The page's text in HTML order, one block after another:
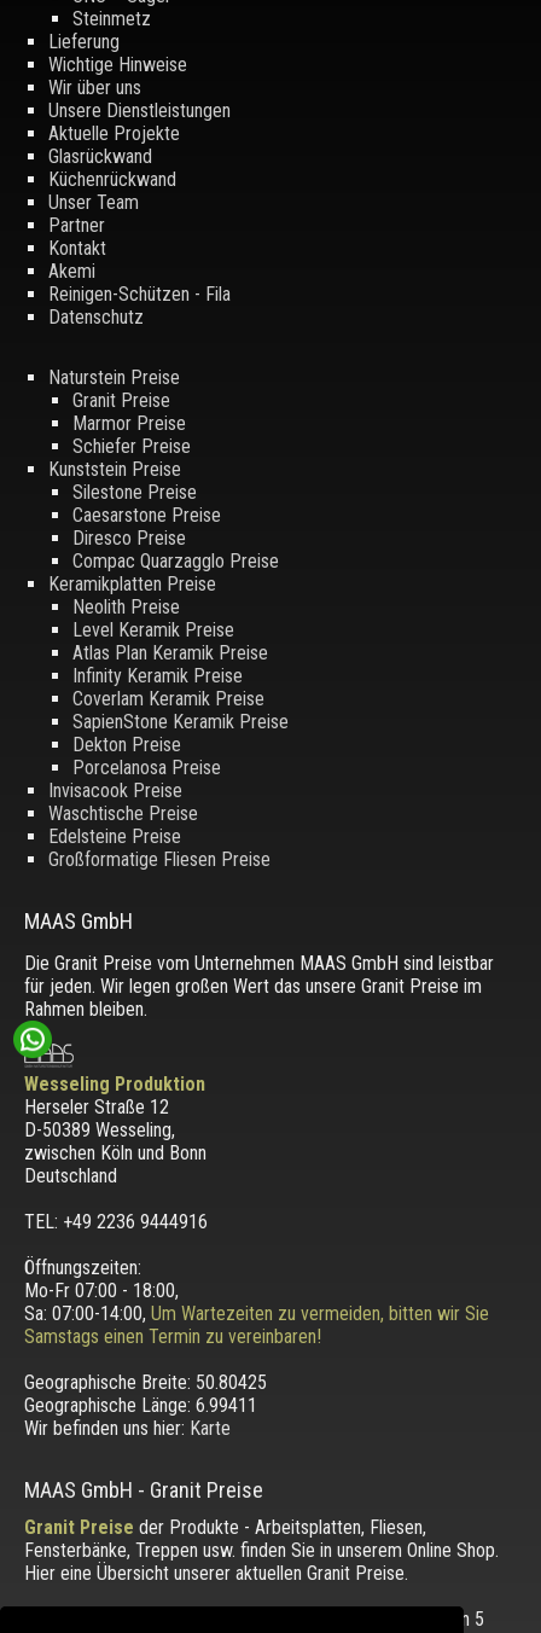
Steinmetz
Lieferung
Wichtige Hinweise
Wir über uns
Unsere Dienstleistungen
Aktuelle Projekte
Glasrückwand
Küchenrückwand
Unser Team
Partner
Kontakt
Akemi
Reinigen-Schützen - Fila
Datenschutz
Naturstein Preise
Granit Preise
Marmor Preise
Schiefer Preise
Kunststein Preise
Silestone Preise
Caesarstone Preise
Diresco Preise
Compac Quarzagglo Preise
Keramikplatten Preise
Neolith Preise
Level Keramik Preise
Atlas Plan Keramik Preise
Infinity Keramik Preise
Coverlam Keramik Preise
SapienStone Keramik Preise
Dekton Preise
Porcelanosa Preise
Invisacook Preise
Waschtische Preise
Edelsteine Preise
Großformatige Fliesen Preise
MAAS GmbH
Die Granit Preise vom Unternehmen MAAS GmbH sind leistbar
für jeden. Wir legen großen Wert das unsere Granit Preise im
Rahmen bleiben.
Wesseling Produktion
Herseler Straße 12
D-50389 Wesseling,
zwischen Köln und Bonn
Deutschland
TEL: +49 2236 9444916
Öffnungszeiten:
Mo-Fr 07:00 - 18:00,
Sa: 07:00-14:00, Um Wartezeiten zu vermeiden, bitten wir Sie
Samstags einen Termin zu vereinbaren!
Geographische Breite: 50.80425
Geographische Länge: 6.99411
Wir befinden uns hier: Karte
MAAS GmbH - Granit Preise
Granit Preise der Produkte - Arbeitsplatten, Fliesen,
Fensterbänke, Treppen usw. finden Sie in unserem Online Shop.
Hier eine Übersicht unserer aktuellen Granit Preise.
Die Bewertung unserer Kunden mit einem Durchschnitt von 5